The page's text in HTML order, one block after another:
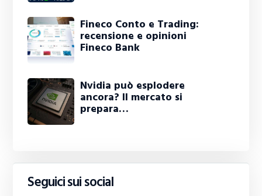
Fineco Conto e Trading:
recensione e opinioni
Fineco Bank
Nvidia può esplodere
ancora? Il mercato si
prepara…
Seguici sui social